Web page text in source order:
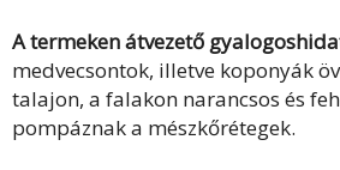
A termeken átvezető
medvecsontok, illetve koponyák
talajon, a falakon narancsos és
pompáznak a mészkőrétegek.